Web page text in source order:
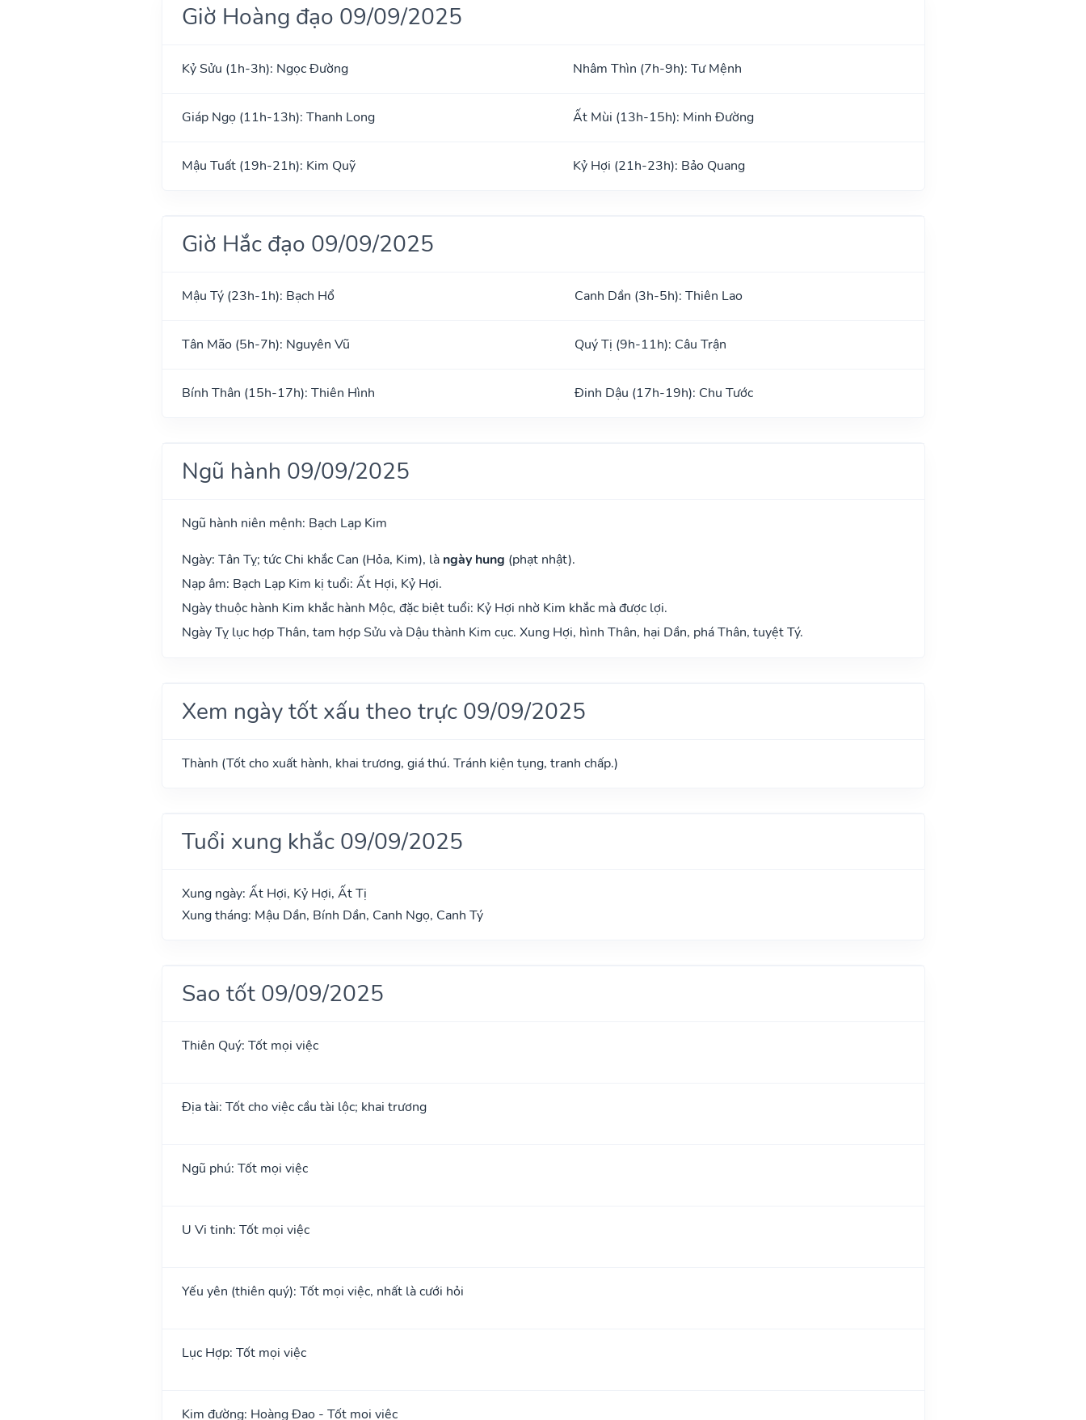
Giờ Hoàng đạo 09/09/2025
Kỷ Sửu (1h-3h): Ngọc Đường Nhâm Thìn (7h-9h): Tư Mệnh
Giáp Ngọ (11h-13h): Thanh Long Ất Mùi (13h-15h): Minh Đường
Mậu Tuất (19h-21h): Kim Quỹ Kỷ Hợi (21h-23h): Bảo Quang
Giờ Hắc đạo 09/09/2025
Mậu Tý (23h-1h): Bạch Hổ Canh Dần (3h-5h): Thiên Lao
Tân Mão (5h-7h): Nguyên Vũ Quý Tị (9h-11h): Câu Trận
Bính Thân (15h-17h): Thiên Hình Đinh Dậu (17h-19h): Chu Tước
Ngũ hành 09/09/2025
Ngũ hành niên mệnh: Bạch Lạp Kim
Ngày: Tân Tỵ; tức Chi khắc Can (Hỏa, Kim), là ngày hung (phạt nhật).
Nạp âm: Bạch Lạp Kim kị tuổi: Ất Hợi, Kỷ Hợi.
Ngày thuộc hành Kim khắc hành Mộc, đặc biệt tuổi: Kỷ Hợi nhờ Kim khắc mà được lợi.
Ngày Tỵ lục hợp Thân, tam hợp Sửu và Dậu thành Kim cục. Xung Hợi, hình Thân, hại Dần, phá Thân, tuyệt Tý.
Xem ngày tốt xấu theo trực 09/09/2025
Thành (Tốt cho xuất hành, khai trương, giá thú. Tránh kiện tụng, tranh chấp.)
Tuổi xung khắc 09/09/2025
Xung ngày: Ất Hợi, Kỷ Hợi, Ất Tị
Xung tháng: Mậu Dần, Bính Dần, Canh Ngọ, Canh Tý
Sao tốt 09/09/2025
Thiên Quý: Tốt mọi việc
Địa tài: Tốt cho việc cầu tài lộc; khai trương
Ngũ phú: Tốt mọi việc
U Vi tinh: Tốt mọi việc
Yếu yên (thiên quý): Tốt mọi việc, nhất là cưới hỏi
Lục Hợp: Tốt mọi việc
Kim đường: Hoàng Đạo - Tốt mọi việc